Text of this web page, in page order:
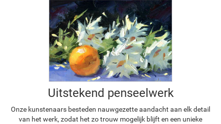
Uitstekend penseelwerk
Onze kunstenaars besteden nauwgezette aandacht aan elk detail
van het werk, zodat het zo trouw mogelijk blijft en een unieke